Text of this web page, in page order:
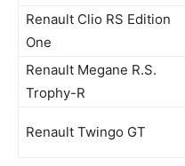
Renault Clio RS Edition
One
Renault ⁣Megane R.S.⁢
Trophy-R
Renault Twingo GT